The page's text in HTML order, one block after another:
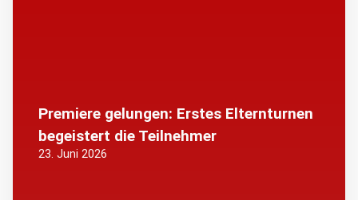
Premiere gelungen: Erstes Elternturnen
begeistert die Teilnehmer
23. Juni 2026